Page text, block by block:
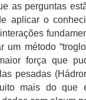
as perguntas
aplicar o
método
força que
pesadas
mais do que